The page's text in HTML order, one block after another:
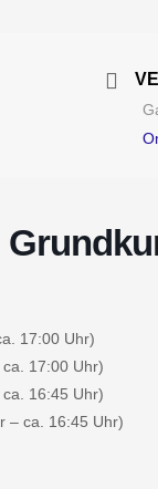
17:00 Uhr)
17:00 Uhr)
16:45 Uhr)
– ca. 16:45 Uhr)